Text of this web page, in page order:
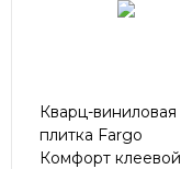
Кварц-виниловая
плитка Fargo
Комфорт клеевой